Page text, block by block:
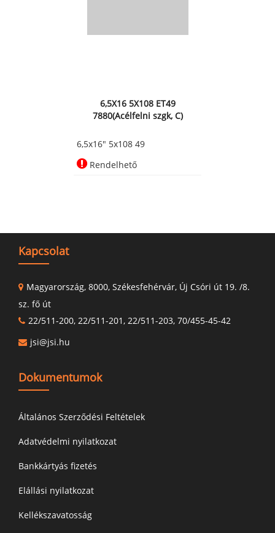
6,5X16 5X108 ET49
7880(Acélfelni szgk, C)
6,5x16" 5x108 49
Rendelhető
Kapcsolat
Magyarország, 8000, Székesfehérvár, Új Csóri út 19. /8.
sz. fő út
22/511-200, 22/511-201, 22/511-203, 70/455-45-42
jsi@jsi.hu
Dokumentumok
Általános Szerződési Feltételek
Adatvédelmi nyilatkozat
Bankkártyás fizetés
Elállási nyilatkozat
Kellékszavatosság